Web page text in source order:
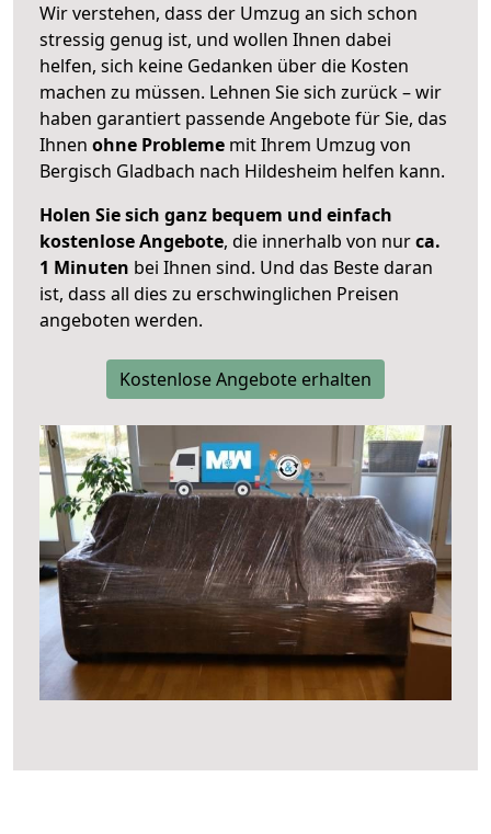
Wir verstehen, dass der Umzug an sich schon
stressig genug ist, und wollen Ihnen dabei
helfen, sich keine Gedanken über die Kosten
machen zu müssen. Lehnen Sie sich zurück – wir
haben garantiert passende Angebote für Sie, das
Ihnen ohne Probleme mit Ihrem Umzug von
Bergisch Gladbach nach Hildesheim helfen kann.
Holen Sie sich ganz bequem und einfach
kostenlose Angebote, die innerhalb von nurca.
1 Minuten bei Ihnen sind. Und das Beste daran
ist, dass all dies zu erschwinglichen Preisen
angeboten werden.
Kostenlose Angebote erhalten